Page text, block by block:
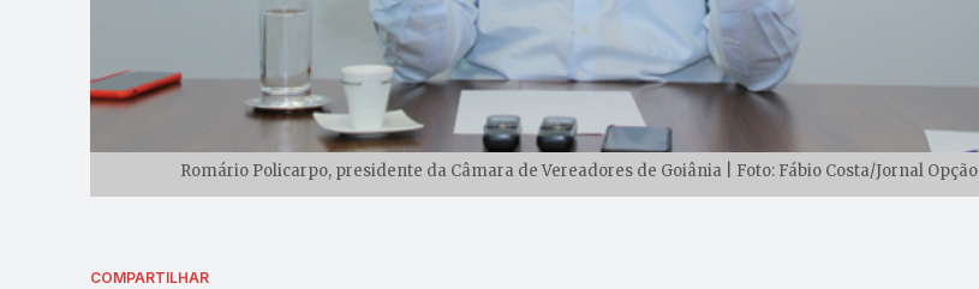
Romário Policarpo, presidente da Câmara de Vereadores de Goiânia | Foto: Fábio Costa/Jornal Opção
COMPARTILHAR